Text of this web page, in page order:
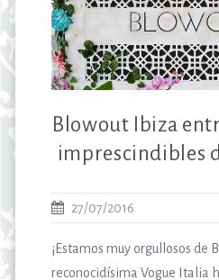
Blowout Ibiza
imprescindibles
27/07/2016
¡Estamos muy orgullosos de
reconocidísima Vogue Italia